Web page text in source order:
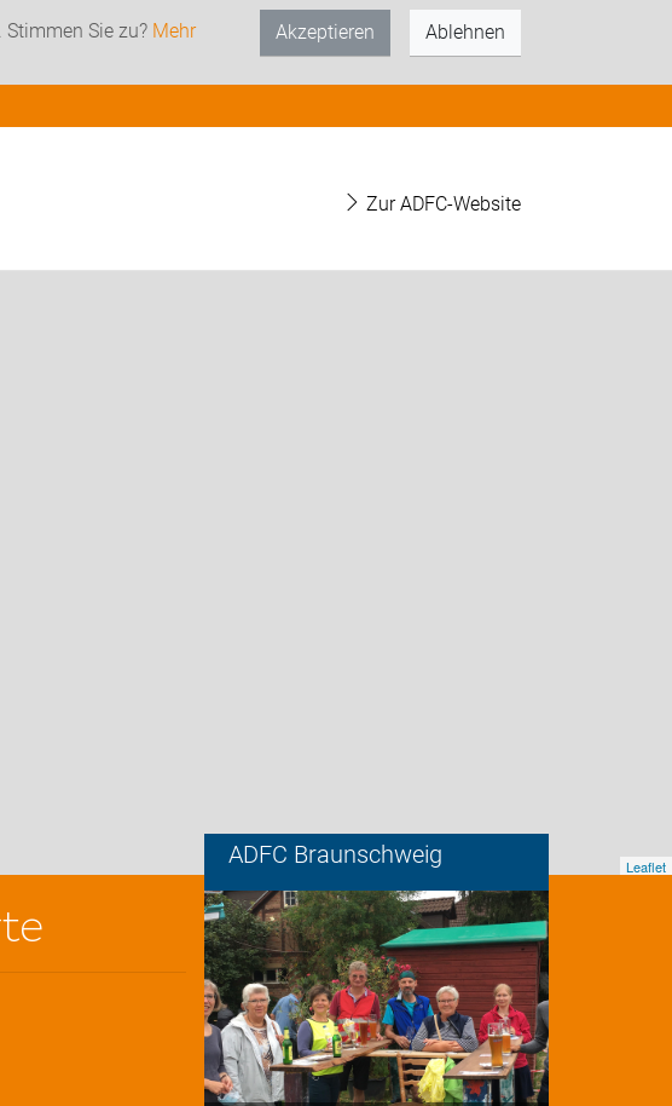
Sie zu? Mehr
Akzeptieren Ablehnen
Zur ADFC-Website
Leaflet
ADFC Braunschweig